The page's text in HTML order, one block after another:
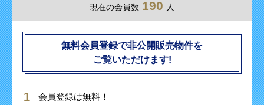
現在の会員数 190 人
無料会員登録で非公開販売物件を
ご覧いただけます!
会員登録は無料！